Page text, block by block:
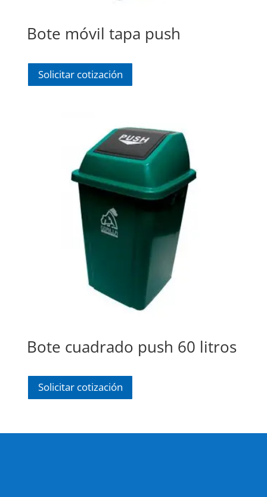
Bote móvil tapa push
Solicitar cotización
Bote cuadrado push 60 litros
Solicitar cotización